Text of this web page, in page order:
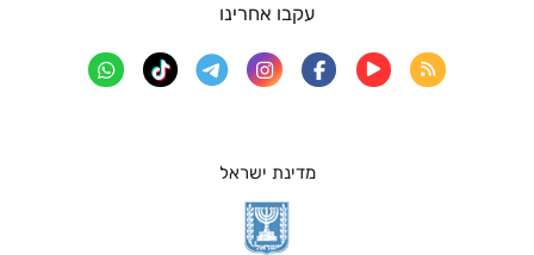
מדינת ישראל
עקבו אחרינו